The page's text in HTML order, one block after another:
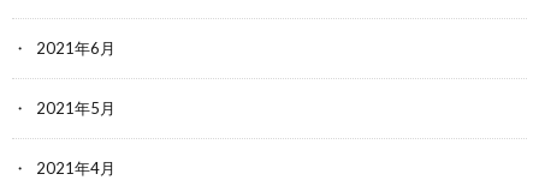
2021年6月
2021年5月
2021年4月